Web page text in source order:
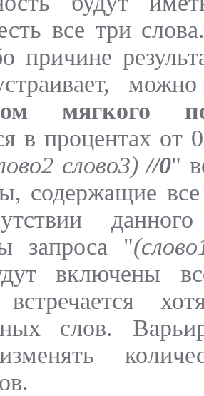
все три
причине
можно
мягкого
в процентах от
слово3)//0"
содержащие
запроса "
включены
встречается
слов.